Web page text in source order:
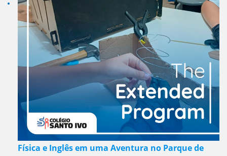
Física e Inglês em uma Aventura no Parque de